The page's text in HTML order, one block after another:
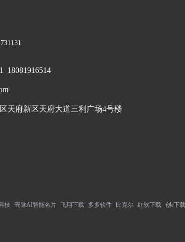
18081916514
天府新区天府大道三利广场4号楼
技 壹脉AI智能名片 飞翔下载 多多软件 比克尔 红软下载 创e下载